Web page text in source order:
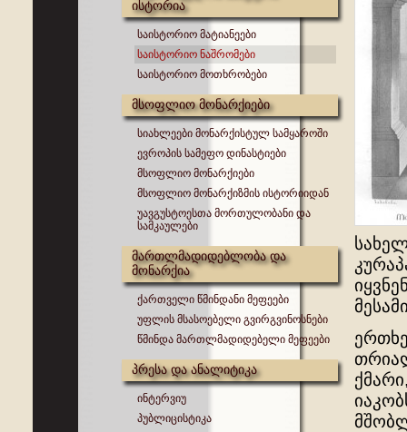
ისტორია
საისტორიო მატიანეები
საისტორიო ნაშრომები
საისტორიო მოთხრობები
მსოფლიო მონარქიები
სიახლეები მონარქისტულ სამყაროში
ევროპის სამეფო დინასტიები
მსოფლიო მონარქიები
მსოფლიო მონარქიზმის ისტორიიდან
უავგუსტოესთა მორთულობანი და
სამკაულები
მართლმადიდებლობა და
მონარქია
ქართველი წმინდანი მეფეები
უფლის მსასოებელი გვირგვინოსნები
წმინდა მართლმადიდებელი მეფეები
პრესა და ანალიტიკა
ინტერვიუ
პუბლიცისტიკა